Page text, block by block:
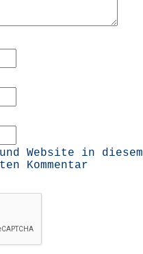
Website in diesem
Kommentar